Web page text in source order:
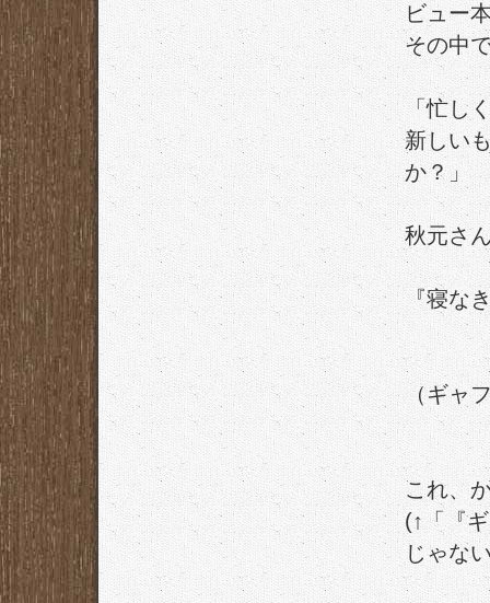
ビュー
その中
「忙し
新しい
か？」
秋元さ
『寝な
（ギャ
これ、
(↑「『
じゃな